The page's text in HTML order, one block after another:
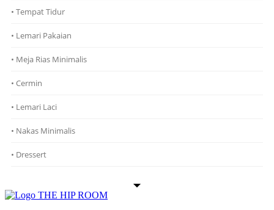
• Tempat Tidur
• Lemari Pakaian
• Meja Rias Minimalis
• Cermin
• Lemari Laci
• Nakas Minimalis
• Dressert